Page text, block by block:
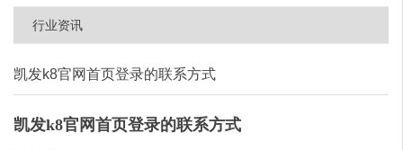
行业资讯
凯发k8官网首页登录的联系方式
凯发k8官网首页登录的联系方式